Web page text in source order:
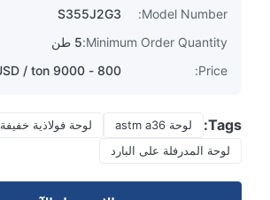
Model Number:
S355J2G3
Minimum Order Quantity: 5 طن
Price:
Tags: لوحة astm a36
لوحة فولاذية خفيفة
لوحة المدرفلة على البارد